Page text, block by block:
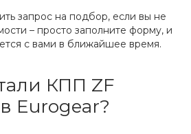
запрос на подбор, если вы не
– просто заполните форму, и
с вами в ближайшее время.
КПП ZF
Eurogear?